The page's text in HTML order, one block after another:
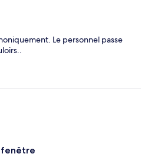
Le personnel passe
fenêtre